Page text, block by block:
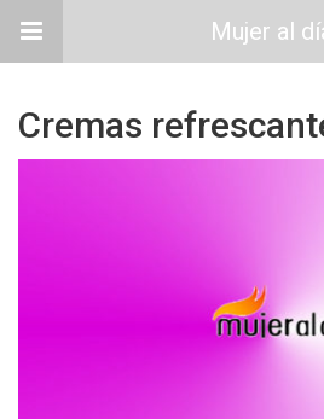
Mujer al
Cremas